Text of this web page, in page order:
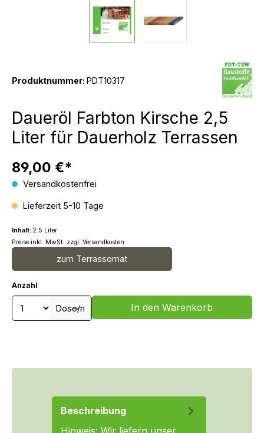
Produktnummer: PDT10317
Daueröl Farbton Kirsche 2,5
Liter für Dauerholz Terrassen
89,00 €*
Versandkostenfrei
Lieferzeit 5-10 Tage
Inhalt: 2.5 Liter
Preise inkl. MwSt. zzgl. Versandkosten
zum Terrassomat
Anzahl
Produkt Anzahl: Gib den
Dose/n In den Warenkorb
Beschreibung
Hinweis: Wir liefern unser